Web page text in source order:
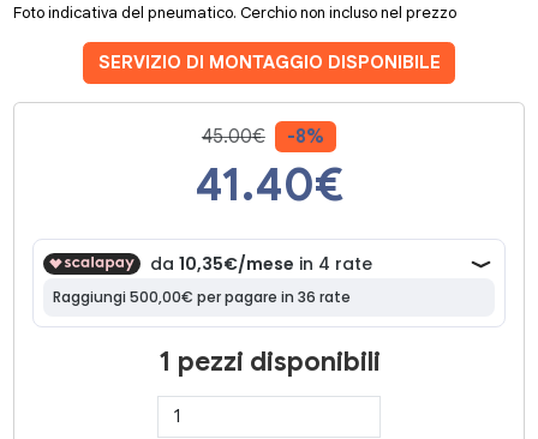
Foto indicativa del pneumatico. Cerchio non incluso nel prezzo
SERVIZIO DI MONTAGGIO DISPONIBILE
45.00€ -8%
41.40€
1 pezzi disponibili